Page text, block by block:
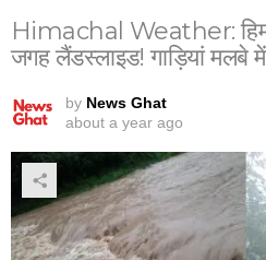
Himachal Weather:
जगह लैंडस्लाइड! गाड़ियां मलबे
by News Ghat
about a year ago